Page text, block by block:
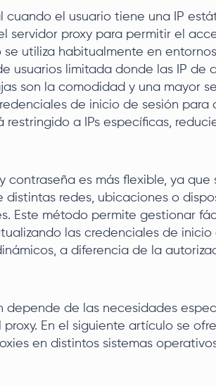
cuando el usuario tiene una IP
servidor proxy para permitir el
utiliza habitualmente en
usuarios limitada donde las IP de
son la comodidad y una mayor
de inicio de sesión para
a IPs específicas,
contraseña es más flexible, ya
redes, ubicaciones o
Este método permite gestionar
las credenciales de inicio
a diferencia de la
de las necesidades
En el siguiente artículo se
en distintos sistemas